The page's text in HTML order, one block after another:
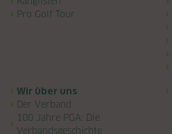
Pro Golf Tour
Wir über uns
Der Verband
100 Jahre PGA: Die
Verbandsgeschichte